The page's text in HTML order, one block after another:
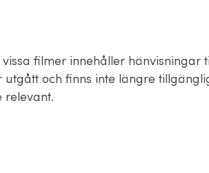
filmer innehåller hänvisningar
och finns inte längre